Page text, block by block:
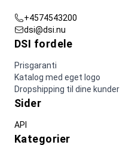
+4574543200
dsi@dsi.nu
DSI fordele
Prisgaranti
Katalog med eget logo
Dropshipping til dine kunder
Sider
API
Kategorier